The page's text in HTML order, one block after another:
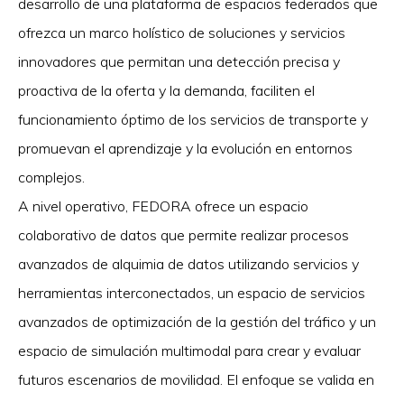
desarrollo de una plataforma de espacios federados que
ofrezca un marco holístico de soluciones y servicios
innovadores que permitan una detección precisa y
proactiva de la oferta y la demanda, faciliten el
funcionamiento óptimo de los servicios de transporte y
promuevan el aprendizaje y la evolución en entornos
complejos.
A nivel operativo, FEDORA ofrece un espacio
colaborativo de datos que permite realizar procesos
avanzados de alquimia de datos utilizando servicios y
herramientas interconectados, un espacio de servicios
avanzados de optimización de la gestión del tráfico y un
espacio de simulación multimodal para crear y evaluar
futuros escenarios de movilidad. El enfoque se valida en